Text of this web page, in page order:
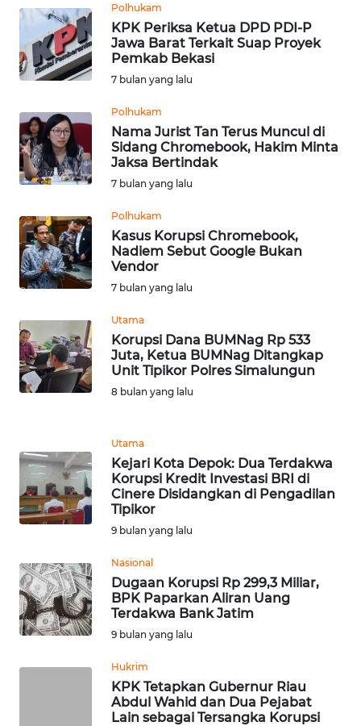
Polhukam
KPK Periksa Ketua DPD PDI-P
Jawa Barat Terkait Suap Proyek
Pemkab Bekasi
7 bulan yang lalu
Polhukam
Nama Jurist Tan Terus Muncul di
Sidang Chromebook, Hakim Minta
Jaksa Bertindak
7 bulan yang lalu
Polhukam
Kasus Korupsi Chromebook,
Nadiem Sebut Google Bukan
Vendor
7 bulan yang lalu
Utama
Korupsi Dana BUMNag Rp 533
Juta, Ketua BUMNag Ditangkap
Unit Tipikor Polres Simalungun
8 bulan yang lalu
Utama
Kejari Kota Depok: Dua Terdakwa
Korupsi Kredit Investasi BRI di
Cinere Disidangkan di Pengadilan
Tipikor
9 bulan yang lalu
Nasional
Dugaan Korupsi Rp 299,3 Miliar,
BPK Paparkan Aliran Uang
Terdakwa Bank Jatim
9 bulan yang lalu
Hukrim
KPK Tetapkan Gubernur Riau
Abdul Wahid dan Dua Pejabat
Lain sebagai Tersangka Korupsi
GORONTALO
WN
SULUT
WN
MALUKU
WN
WN
DAIRI
WN
NIAS
LANGKAT
WN
TAPANULI
SELATAN
WN
TANJUNG
LESUNG